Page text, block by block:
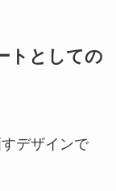
トとしての
デザインで